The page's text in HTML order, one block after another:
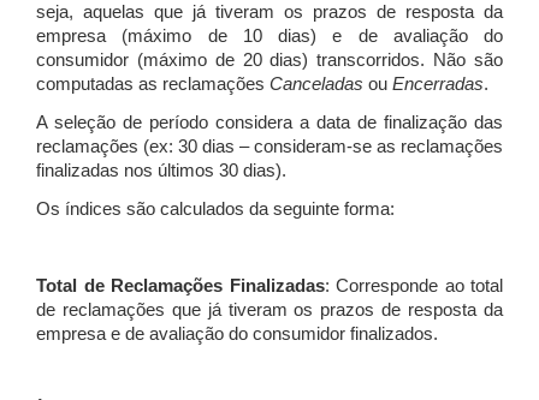
seja, aquelas que já tiveram os prazos de resposta da
empresa (máximo de 10 dias) e de avaliação do
consumidor (máximo de 20 dias) transcorridos. Não são
computadas as reclamações Canceladas ou Encerradas.
A seleção de período considera a data de finalização das
reclamações (ex: 30 dias – consideram-se as reclamações
finalizadas nos últimos 30 dias).
Os índices são calculados da seguinte forma:
Total de Reclamações Finalizadas: Corresponde ao total
de reclamações que já tiveram os prazos de resposta da
empresa e de avaliação do consumidor finalizados.